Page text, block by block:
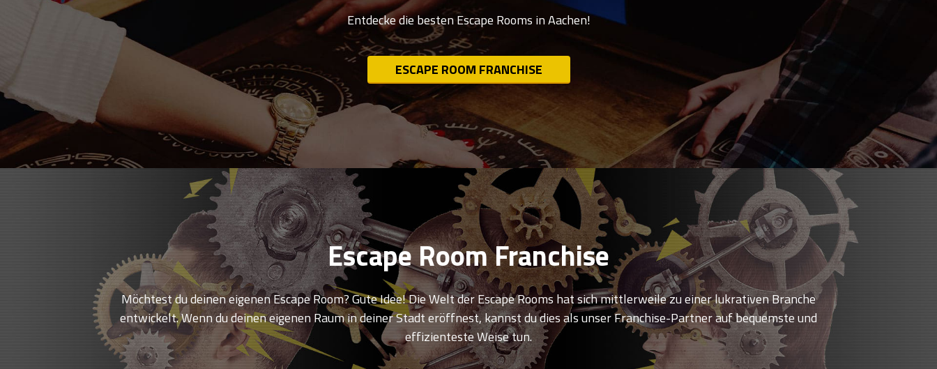
Entdecke die besten Escape Rooms in Aachen!
ESCAPE ROOM FRANCHISE
Escape Room Franchise
Möchtest du deinen eigenen Escape Room? Gute Idee! Die Welt der Escape Rooms hat sich mittlerweile zu einer lukrativen Branche
entwickelt. Wenn du deinen eigenen Raum in deiner Stadt eröffnest, kannst du dies als unser Franchise-Partner auf bequemste und
effizienteste Weise tun.